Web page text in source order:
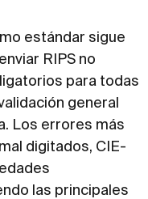
estándar sigue
RIPS no
para todas
general
Los errores más
digitados, CIE-
las principales